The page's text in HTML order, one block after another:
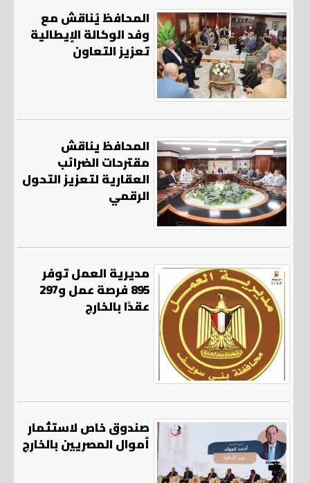
المحافظ يُناقش مع
وفد الوكالة الإيطالية
تعزيز التعاون
المحافظ يناقش
مقترحات الضرائب
العقارية لتعزيز التحول
الرقمي
مديرية العمل توفر
895 فرصة عمل و297
عقدًا بالخارج
صندوق خاص لاستثمار
أموال المصريين بالخارج